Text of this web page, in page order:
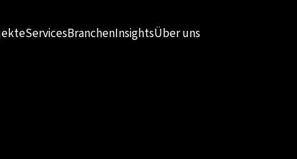
ServicesBranchenInsightsÜber uns